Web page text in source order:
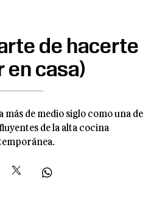
de hacerte
en casa)
más de medio siglo como una de
de la alta cocina